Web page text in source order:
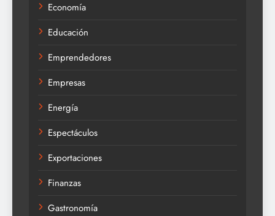
Economía
Educación
Emprendedores
Empresas
Energía
Espectáculos
Exportaciones
Finanzas
Gastronomía